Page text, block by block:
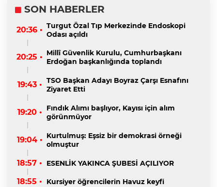
SON HABERLER
20:36 • Turgut Özal Tıp Merkezinde Endoskopi
Odası açıldı
20:25 • Millî Güvenlik Kurulu, Cumhurbaşkanı
Erdoğan başkanlığında toplandı
19:43 • TSO Başkan Adayı Boyraz Çarşı Esnafını
Ziyaret Etti
19:20 •
Fındık Alımı başlıyor, Kayısı için alım
görünmüyor
19:04 • Kurtulmuş: Eşsiz bir demokrasi örneği
olmuştur
18:57 • ESENLİK YAKINCA ŞUBESİ AÇILIYOR
18:55 • Kursiyer öğrencilerin Havuz keyfi